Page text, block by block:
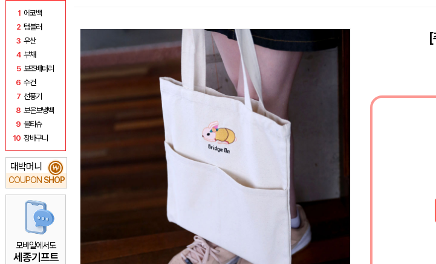
1 에코백
2 텀블러
3 우산
4 부채
5 보조배터리
6 수건
7 선풍기
8 보온보냉백
9 물티슈
10 장바구니
대박머니
COUPON SHOP
₩
모바일에서도
세종기프트
[